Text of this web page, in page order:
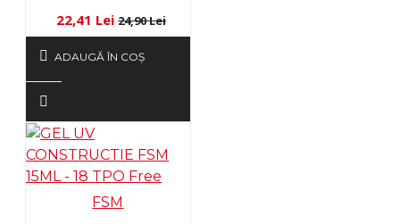
22,41 Lei 24,90 Lei
ADAUGĂ ÎN COŞ
FSM